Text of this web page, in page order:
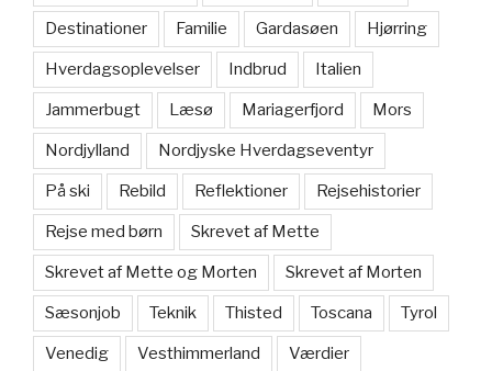
Destinationer Familie Gardasøen Hjørring
Hverdagsoplevelser Indbrud Italien
Jammerbugt Læsø Mariagerfjord Mors
Nordjylland Nordjyske Hverdagseventyr
På ski Rebild Reflektioner Rejsehistorier
Rejse med børn Skrevet af Mette
Skrevet af Mette og Morten Skrevet af Morten
Sæsonjob Teknik Thisted Toscana Tyrol
Venedig Vesthimmerland Værdier